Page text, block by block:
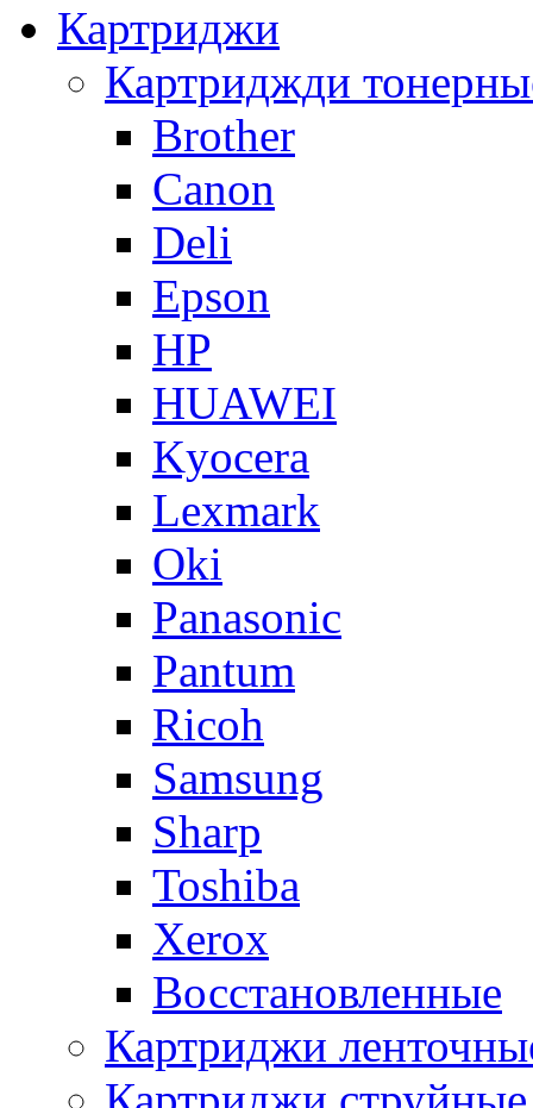
Картриджи
Картриджди
Brother
Canon
Deli
Epson
HP
HUAWEI
Kyocera
Lexmark
Oki
Panasonic
Pantum
Ricoh
Samsung
Sharp
Toshiba
Xerox
Восстановленные
Картриджи